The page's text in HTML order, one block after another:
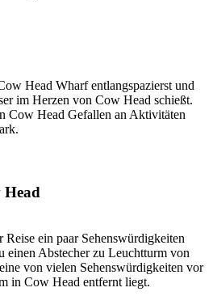
Head Wharf entlangspazierst und
im Herzen von Cow Head schießt.
Cow Head Gefallen an Aktivitäten
ein paar Sehenswürdigkeiten
einen Abstecher zu Leuchtturm von
von vielen Sehenswürdigkeiten vor
in Cow Head entfernt liegt.